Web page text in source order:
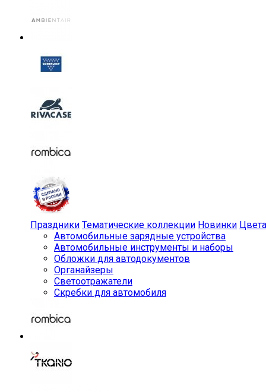
Праздники Тематические коллекции Новинки Цвета
Автомобильные зарядные устройства
Автомобильные инструменты и наборы
Обложки для автодокументов
Органайзеры
Светоотражатели
Скребки для автомобиля